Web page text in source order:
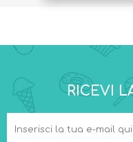
RICEVI